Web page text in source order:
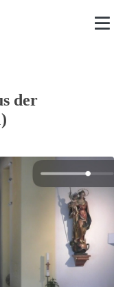
der